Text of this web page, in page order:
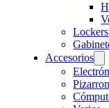
Lockers
Accesorios